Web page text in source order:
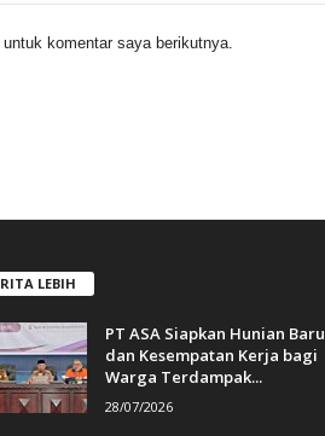
komentar saya berikutnya.
LEBIH
PT ASA Siapkan Hunian Baru
dan Kesempatan Kerja bagi
Warga Terdampak...
28/07/2026